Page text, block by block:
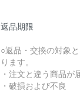
返品期限
○返品・交換の対象
ります。
・注文と違う商品が
・破損および不良